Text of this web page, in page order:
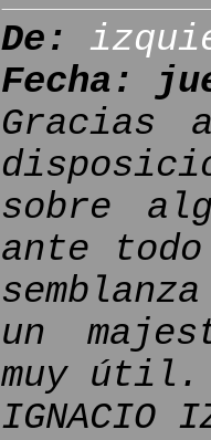
De:
Fecha:
Gracias
sobre
ante
un
muy útil.
IGNACIO